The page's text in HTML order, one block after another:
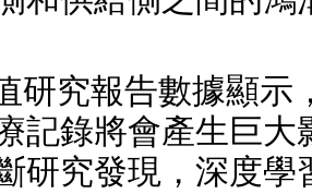
研究報告數據顯示
記錄將會產生巨
研究發現，深度